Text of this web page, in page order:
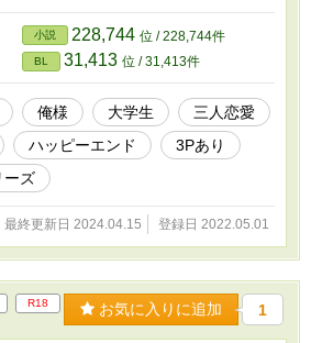
だが、裕也が好きな相手はもう一人の幼
である優紀だと知る。優紀は裕也とは異な
中性的な美人。 どう考えても勝ち目のな
ったが、優紀に恋人が出来れば自分にも
スがあるかもしれないと思った理人は彼
「好きな人はいないのか？」と問う。 す
彼から返ってきた答えは……。 主人公：門
どくら》 理人《りひと》：小柄でクー
様（？） 幼馴染：姫川《ひめかわ》 優
うき》：容姿端麗で、モテるが自分に自
ない。 幼馴染：鶴城《つるぎ》 裕也《ひ
：見た目は体育会系。繊細で優しい性
舞台自体は僕日、株原シリーズと同じ世界
リーズ サブキャララブストーリー６
小説 228,744 位 / 228,744件
BL 31,413 位 / 31,413件
俺様 大学生
三人恋愛
ハッピーエンド
3Pあり
ーズ
最終更新日 2024.04.15 登録日 2022.05.01
R18 お気に入りに追加 1